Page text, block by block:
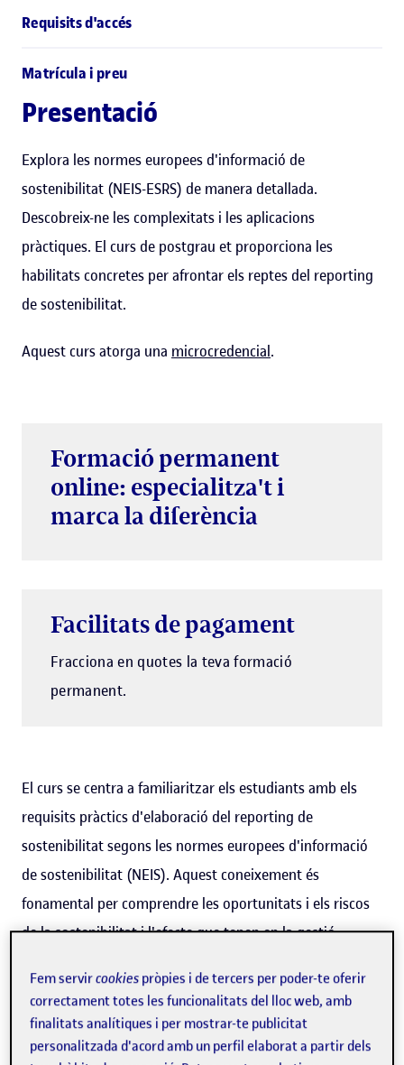
Requisits d'accés
Matrícula i preu
Presentació
Explora les normes europees d'informació de
sostenibilitat (NEIS-ESRS) de manera detallada.
Descobreix-ne les complexitats i les aplicacions
pràctiques. El curs de postgrau et proporciona les
habilitats concretes per afrontar els reptes del reporting
de sostenibilitat.
Aquest curs atorga una microcredencial.
Formació permanent
online: especialitza't i
marca la diferència
Facilitats de pagament
Fracciona en quotes la teva formació
permanent.
El curs se centra a familiaritzar els estudiants amb els
requisits pràctics d'elaboració del reporting de
sostenibilitat segons les normes europees d'informació
de sostenibilitat (NEIS). Aquest coneixement és
fonamental per comprendre les oportunitats i els riscos
de la sostenibilitat i l'efecte que tenen en la gestió
base sòlida de coneixements i després aprofundeix en
l'aplicació pràctica.
Fem servircookies pròpies i de tercers per poder-te oferir
correctament totes les funcionalitats del lloc web, amb
finalitats analítiques i per mostrar-te publicitat
personalitzada d'acord amb un perfil elaborat a partir dels